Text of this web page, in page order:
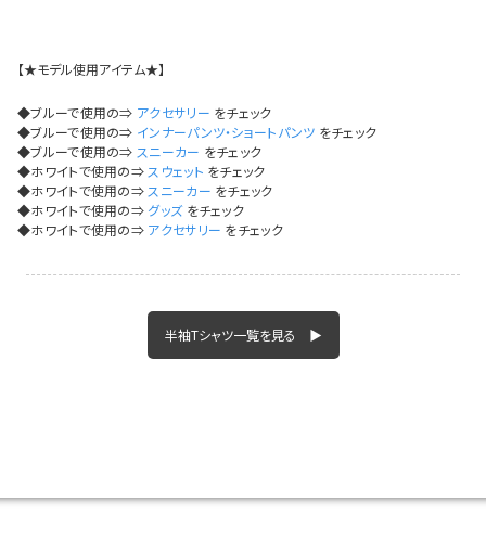
【★モデル使用アイテム★】
◆ブルーで使用の⇒ アクセサリー をチェック
◆ブルーで使用の⇒ インナーパンツ・ショートパンツ をチェック
◆ブルーで使用の⇒ スニーカー をチェック
◆ホワイトで使用の⇒ スウェット をチェック
◆ホワイトで使用の⇒ スニーカー をチェック
◆ホワイトで使用の⇒ グッズをチェック
◆ホワイトで使用の⇒ アクセサリー をチェック
半袖Tシャツ一覧を見る ▶